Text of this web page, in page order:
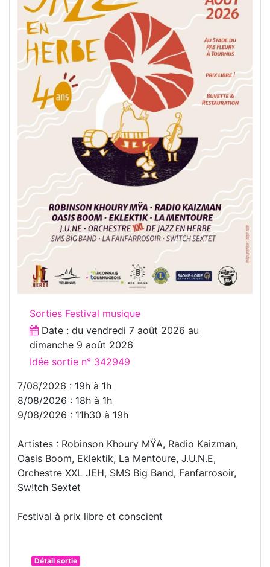
Sorties Festival musique
Date : du vendredi 7 août 2026 au
dimanche 9 août 2026
Idée sortie n° 342949
7/08/2026 : 19h à 1h
8/08/2026 : 18h à 1h
9/08/2026 : 11h30 à 19h
Artistes : Robinson Khoury MŸA, Radio Kaizman,
Oasis Boom, Eklektik, La Mentoure, J.U.N.E,
Orchestre XXL JEH, SMS Big Band, Fanfarrosoir,
Sw!tch Sextet
Festival à prix libre et conscient
Détail sortie